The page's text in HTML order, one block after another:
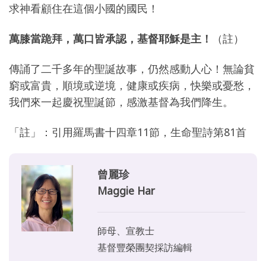
求神看顧住在這個小國的國民！
萬膝當跪拜，萬口皆承認，基督耶穌是主！ （註）
傳誦了二千多年的聖誕故事，仍然感動人心！無論貧
窮或富貴，順境或逆境，健康或疾病，快樂或憂愁，
我們來一起慶祝聖誕節，感激基督為我們降生。
「註」：引用羅馬書十四章11節，生命聖詩第81首
曾麗珍
Maggie Har
師母、宣教士
基督豐榮團契採訪編輯